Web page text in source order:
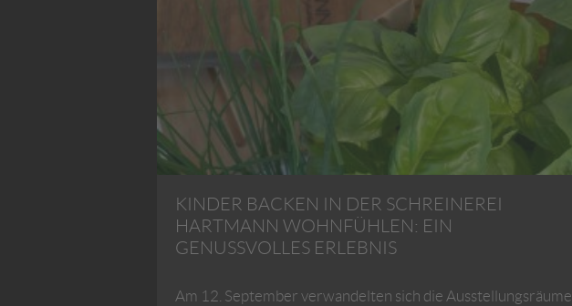
KINDER BACKEN IN DER SCHREINEREI
HARTMANN WOHNFÜHLEN: EIN
GENUSSVOLLES ERLEBNIS
Am 12. September verwandelten sich die Ausstellungsräume